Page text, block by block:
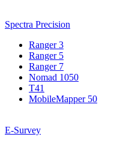
Spectra Precision
Ranger 3
Ranger 5
Ranger 7
Nomad 1050
T41
MobileMapper 50
E-Survey